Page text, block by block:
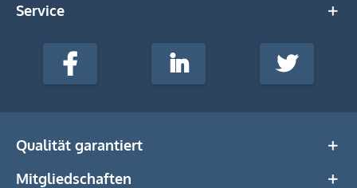
Service
stempel-
Media
Facebook LinkedIn Twitter
Qualität garantiert
Mitgliedschaften